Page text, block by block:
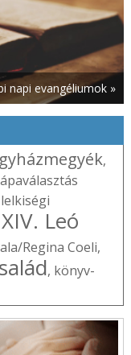
napi evangéliumok »
,
lelkiségi
XIV. Leó
Regina Coeli,
, könyv-